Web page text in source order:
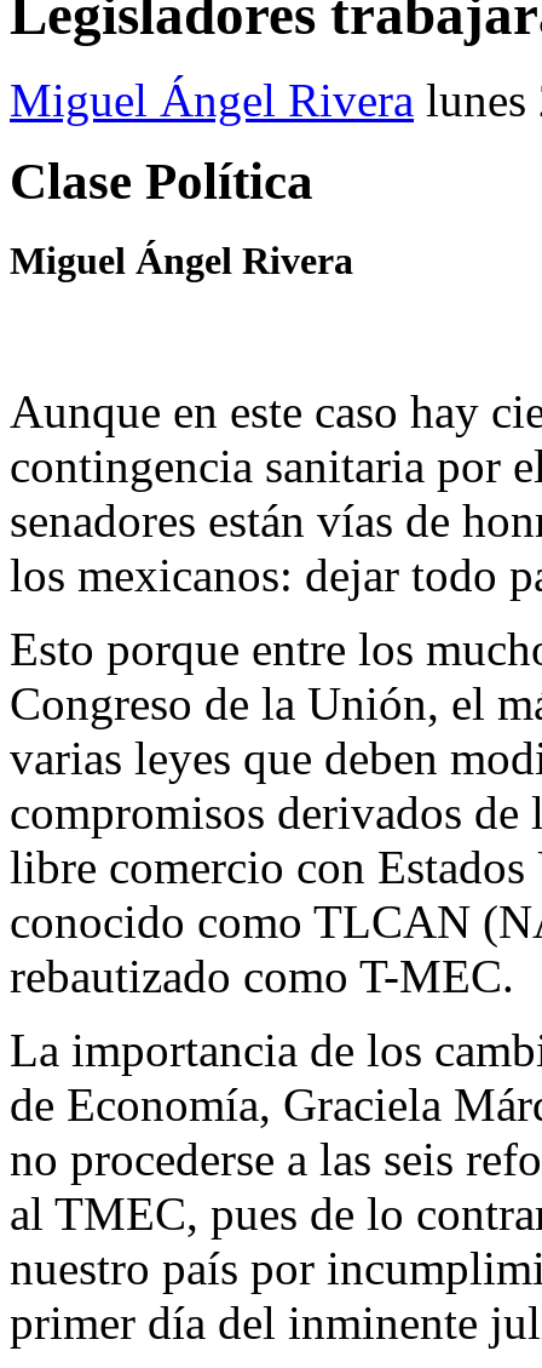
Legisladores
Miguel Ángel Rivera lunes
Clase Política
Miguel Ángel Rivera
Aunque en este caso hay
contingencia sanitaria por
senadores están vías de
los mexicanos: dejar todo
Esto porque entre los
Congreso de la Unión, el
varias leyes que deben
compromisos derivados
libre comercio con
conocido como TLCAN
rebautizado como T-MEC.
La importancia de los
de Economía, Graciela
no procederse a las seis
al TMEC, pues de lo
nuestro país por
primer día del inminente